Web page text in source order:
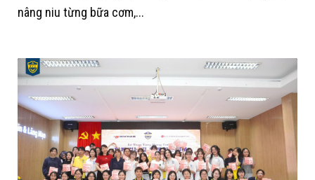
nâng niu từng bữa cơm,...